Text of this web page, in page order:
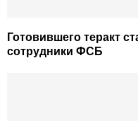
Готовившего теракт
сотрудники ФСБ